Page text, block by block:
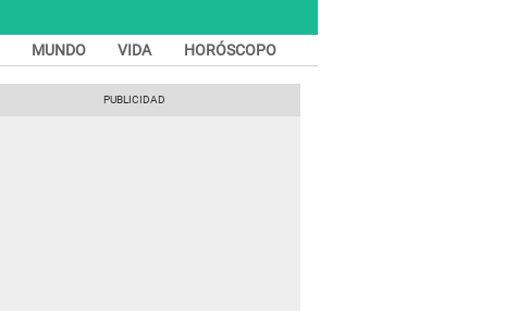
MUNDO VIDA HORÓSCOPO